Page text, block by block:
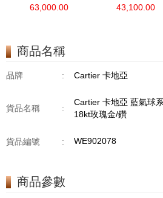
63,000.00 43,100.00
商品名稱
品牌 : Cartier 卡地亞
貨品名稱 :
Cartier 卡地亞 藍氣球
18kt玫瑰金/鑽
貨品編號 : WE902078
商品參數